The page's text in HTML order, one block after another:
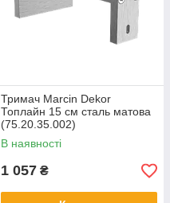
Тримач Marcin Dekor
Топлайн 15 см сталь матова
(75.20.35.002)
В наявності
1 057 ₴